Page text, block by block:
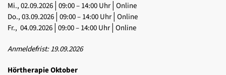
Mi., 02.09.2026│09:00 – 14:00 Uhr│Online
Do., 03.09.2026│09:00 – 14:00 Uhr│Online
Fr., 04.09.2026│09:00 – 14:00 Uhr│Online
Anmeldefrist: 19.09.2026
Hörtherapie Oktober